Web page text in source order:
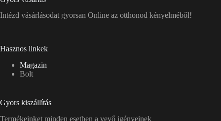
Intézd vásárlásodat gyorsan Online az otthonod kényelméből!
Hasznos linkek
Magazin
Bolt
Gyors kiszállítás
Termékeinket minden esetben a vevő igényeinek